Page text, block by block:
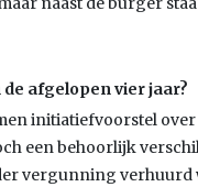
afgelopen vier jaar?
initiatiefvoorstel
een behoorlijk
vergunning verhuurd